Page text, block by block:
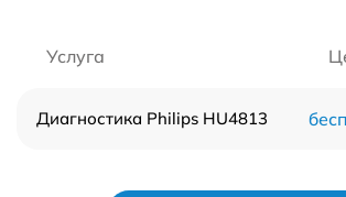
Услуга
Диагностика Philips HU4813